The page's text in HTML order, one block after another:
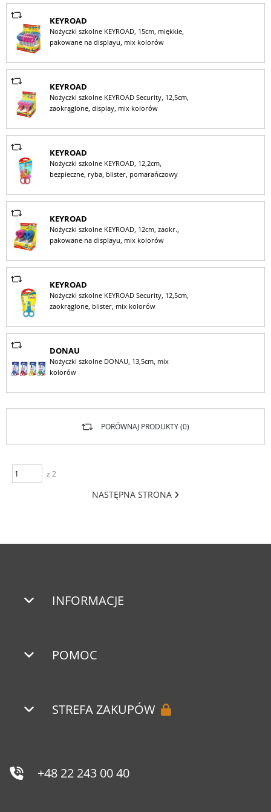
KEYROAD
Nożyczki szkolne KEYROAD, 15cm, miękkie,
pakowane na displayu, mix kolorów
KEYROAD
Nożyczki szkolne KEYROAD Security, 12,5cm,
zaokrąglone, display, mix kolorów
KEYROAD
Nożyczki szkolne KEYROAD, 12,2cm,
bezpieczne, ryba, blister, pomarańczowy
KEYROAD
Nożyczki szkolne KEYROAD, 12cm, zaokr.,
pakowane na displayu, mix kolorów
KEYROAD
Nożyczki szkolne KEYROAD Security, 12,5cm,
zaokrąglone, blister, mix kolorów
DONAU
Nożyczki szkolne DONAU, 13,5cm, mix
kolorów
z 2
PORÓWNAJ PRODUKTY (0)
NASTĘPNA STRONA
INFORMACJE
POMOC
STREFA ZAKUPÓW
+48 22 243 00 40